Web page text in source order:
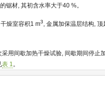
锯材, 其初含水率大于40 %。
燥室容积1 m3, 金属加保温层结构, 顶
用间歇加热干燥试验, 间歇期间停止
表 1。